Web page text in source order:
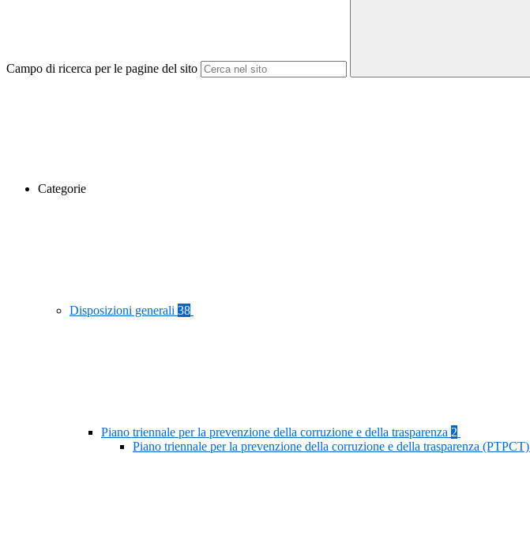
Campo di ricerca per le pagine del sito
Categorie
Disposizioni generali 38
Piano triennale per la prevenzione della corruzione e della trasparenza 2
Piano triennale per la prevenzione della corruzione e della trasparenza (PTPCT)